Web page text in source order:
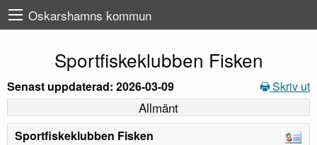
Oskarshamns kommun
Sportfiskeklubben Fisken
Senast uppdaterad: 2026-03-09 Skriv ut
Allmänt
Sportfiskeklubben Fisken